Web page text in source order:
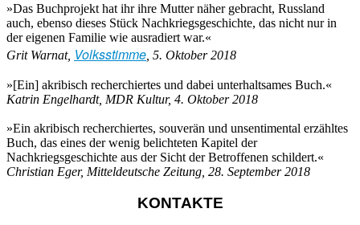
»Das Buchprojekt hat ihr ihre Mutter näher gebracht, Russland
auch, ebenso dieses Stück Nachkriegsgeschichte, das nicht nur in
der eigenen Familie wie ausradiert war.«
Grit Warnat, Volksstimme , 5. Oktober 2018
»[Ein] akribisch recherchiertes und dabei unterhaltsames Buch.«
Katrin Engelhardt, MDR Kultur, 4. Oktober 2018
»Ein akribisch recherchiertes, souverän und unsentimental erzähltes
Buch, das eines der wenig belichteten Kapitel der
Nachkriegsgeschichte aus der Sicht der Betroffenen schildert.«
Christian Eger, Mitteldeutsche Zeitung, 28. September 2018
KONTAKTE